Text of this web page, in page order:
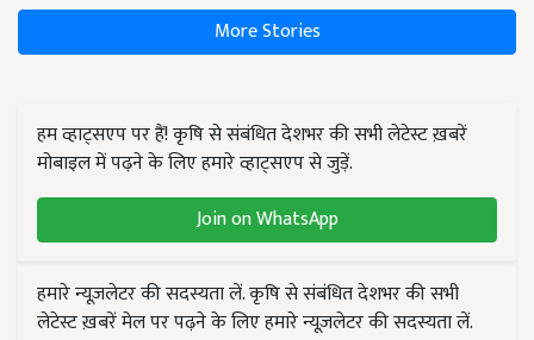
More Stories
हम व्हाट्सएप पर हैं! कृषि से संबंधित देशभर की सभी लेटेस्ट ख़बरें
मोबाइल में पढ़ने के लिए हमारे व्हाट्सएप से जुड़ें.
Join on WhatsApp
हमारे न्यूज़लेटर की सदस्यता लें. कृषि से संबंधित देशभर की सभी
लेटेस्ट ख़बरें मेल पर पढ़ने के लिए हमारे न्यूज़लेटर की सदस्यता लें.